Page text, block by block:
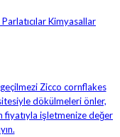
Kimyasallar